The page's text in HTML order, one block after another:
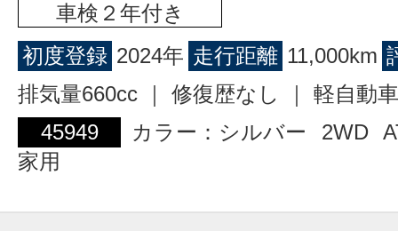
車検２年付き
初度登録 2024年 走行距離 11,000km
排気量660cc ｜ 修復歴なし ｜ 軽自動車
45949
カラー：シルバー 2WD
家用